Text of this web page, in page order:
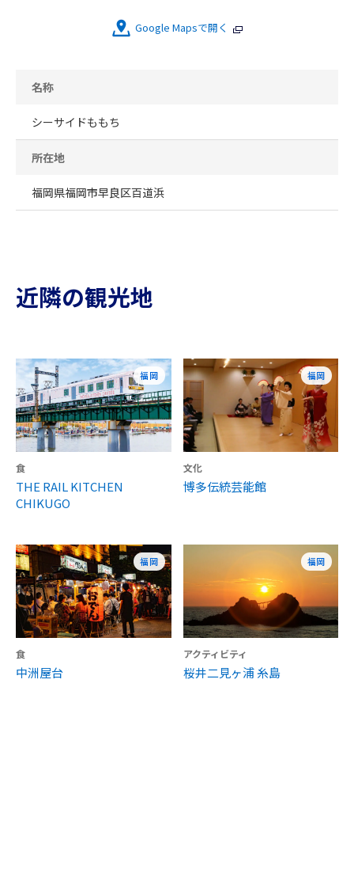
Google Mapsで開く
名称
シーサイドももち
所在地
福岡県福岡市早良区百道浜
近隣の観光地
福岡
食
THE RAIL KITCHEN
CHIKUGO
福岡
文化
博多伝統芸能館
福岡
食
中洲屋台
福岡
アクティビティ
桜井二見ヶ浦 糸島